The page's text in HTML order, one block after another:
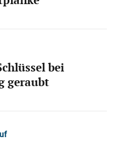
bei
geraubt